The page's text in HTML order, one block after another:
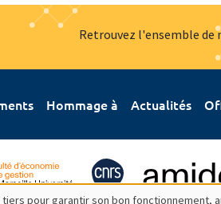
Retrouvez l'ensemble
Hommage à Actualités
pour garantir son bon